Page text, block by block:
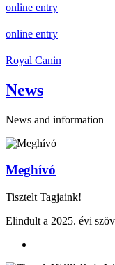
online entry
online entry
Royal Canin
News
News and information
Meghívó
Tisztelt Tagjaink!
Elindult a 2025. évi